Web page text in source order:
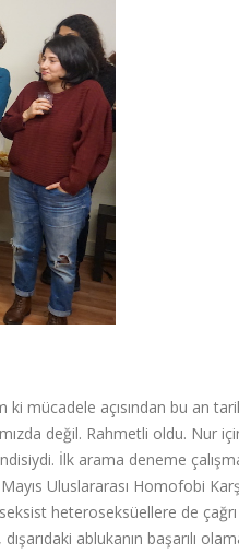
mücadele açısından bu an
değil. Rahmetli oldu. Nur
İlk arama deneme
Uluslararası Homofobi
heteroseksüellere de çağrı
ablukanın başarılı